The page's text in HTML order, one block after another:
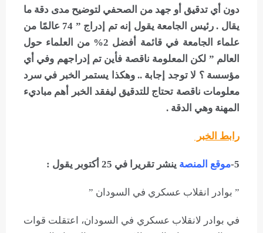
دون أي تدقيق أو جهد من الصحفي لتوضيح مدى دقة ما
يقال . رئيس الجامعة يقول إنه تم إدراج ” 74 عالمًا من
علماء الجامعة في قائمة أفضل 2% من العلماء حول
العالم ” لكن المعلومة ناقصة فأين تم إدراجهم وفي أي
مؤسسة ؟ لا توجد إجابة .. وهكذا يستمر الخبر في سرد
معلومات ناقصة تحتاج للتدقيق ليفقد الخبر أهم مباديء
المهنة وهي الدقة .
رابط الخبر
5- موقع المنصةينشر تقريرا في 25 أكتوبر يقول :
” بوادر انقلاب عسكري في السودان ”
في بوادر لانقلاب عسكري في السودان، اعتقلت قوات